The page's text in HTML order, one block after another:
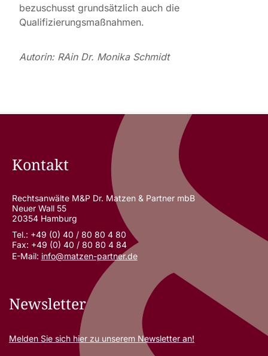
bezuschusst grundsätzlich auch die
Qualifizierungsmaßnahmen.
Autorin: RAin Dr. Monika Schmidt
Kontakt
Rechtsanwälte M&P Dr. Matzen & Partner mbB
Neuer Wall 55
20354 Hamburg
Tel.: +49 (0) 40 / 80 80 4 80
Fax: +49 (0) 40 / 80 80 4 84
E-Mail: info@matzen-partner.de
Newsletter
Melden Sie sich hier zu unserem Newsletter an!